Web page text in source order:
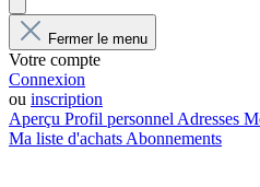
Fermer le menu
Votre compte
Connexion
ou inscription
Aperçu Profil personnel Adresses
Ma liste d'achats Abonnements